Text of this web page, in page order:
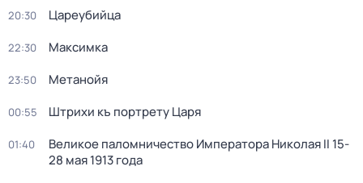
20:30 Цареубийца
22:30 Максимка
23:50 Метанойя
00:55 Штрихи къ портрету Царя
01:40
Великое паломничество Императора Николая II 15-
28 мая 1913 года